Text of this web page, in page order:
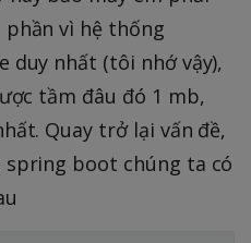
vì hệ thống
duy nhất (tôi nhớ vậy),
tầm đâu đó 1 mb,
Quay trở lại vấn đề,
boot chúng ta có